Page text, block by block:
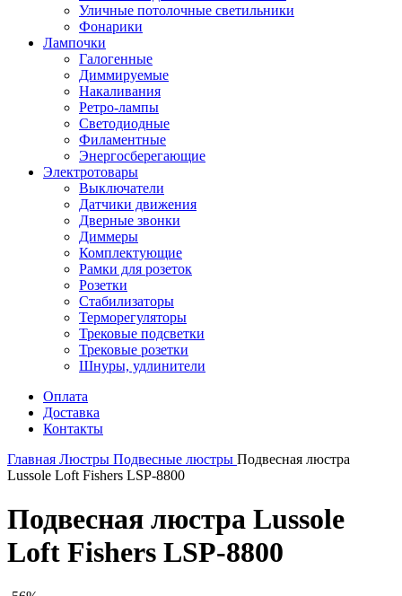
Уличные потолочные светильники
Фонарики
Лампочки
Галогенные
Диммируемые
Накаливания
Ретро-лампы
Светодиодные
Филаментные
Энергосберегающие
Электротовары
Выключатели
Датчики движения
Дверные звонки
Диммеры
Комплектующие
Рамки для розеток
Розетки
Стабилизаторы
Терморегуляторы
Трековые подсветки
Трековые розетки
Шнуры, удлинители
Оплата
Доставка
Контакты
Главная Люстры Подвесные люстры Подвесная люстра
Lussole Loft Fishers LSP-8800
Подвесная люстра Lussole
Loft Fishers LSP-8800